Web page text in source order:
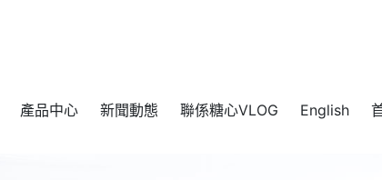
產品中心 新聞動態 聯係糖心VLOG English